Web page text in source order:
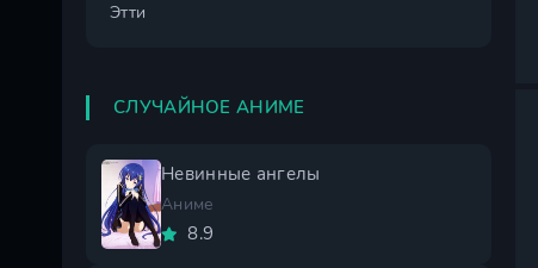
Этти
СЛУЧАЙНОЕ АНИМЕ
Невинные ангелы
Аниме
8.9